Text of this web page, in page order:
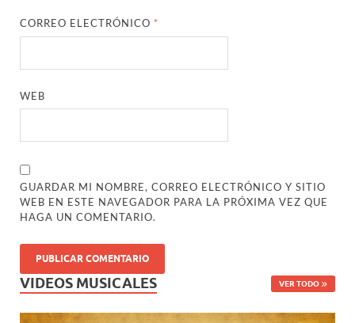
CORREO ELECTRÓNICO *
WEB
GUARDAR MI NOMBRE, CORREO ELECTRÓNICO Y SITIO
WEB EN ESTE NAVEGADOR PARA LA PRÓXIMA VEZ QUE
HAGA UN COMENTARIO.
VIDEOS MUSICALES VER TODO